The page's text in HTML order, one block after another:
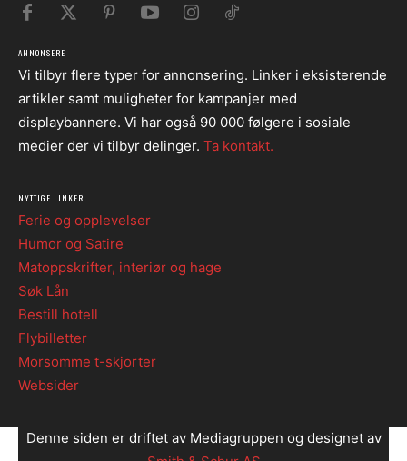
ANNONSERE
Vi tilbyr flere typer for annonsering. Linker i eksisterende
artikler samt muligheter for kampanjer med
displaybannere. Vi har også 90 000 følgere i sosiale
medier der vi tilbyr delinger. Ta kontakt.
NYTTIGE LINKER
Ferie og opplevelser
Humor og Satire
Matoppskrifter, interiør og hage
Søk Lån
Bestill hotell
Flybilletter
Morsomme t-skjorter
Websider
Denne siden er driftet av Mediagruppen og designet av